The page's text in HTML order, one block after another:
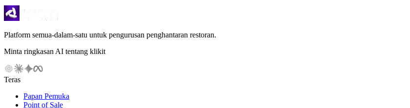
Platform semua-dalam-satu untuk pengurusan penghantaran restoran.
Minta ringkasan AI tentang klikit
Teras
Papan Pemuka
Point of Sale